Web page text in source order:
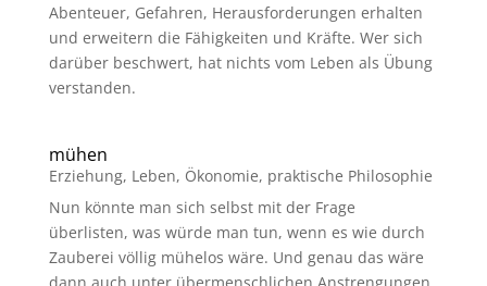
Abenteuer, Gefahren, Herausforderungen erhalten
und erweitern die Fähigkeiten und Kräfte. Wer sich
darüber beschwert, hat nichts vom Leben als Übung
verstanden.
mühen
Erziehung, Leben, Ökonomie, praktische Philosophie
Nun könnte man sich selbst mit der Frage
überlisten, was würde man tun, wenn es wie durch
Zauberei völlig mühelos wäre. Und genau das wäre